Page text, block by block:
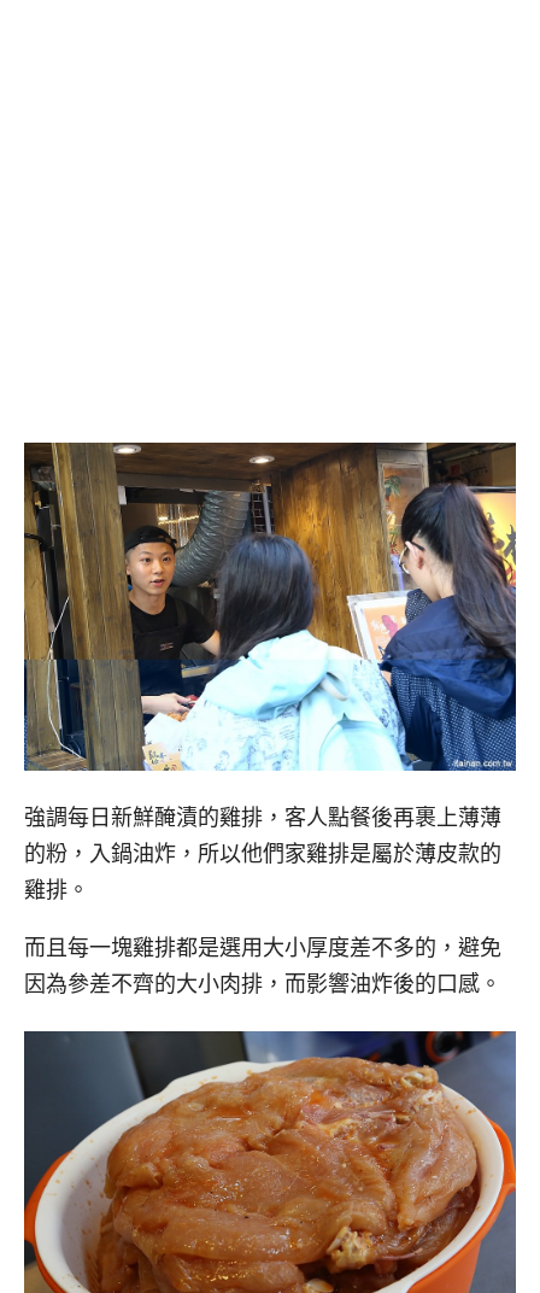
強調每日新鮮醃漬的雞排，客人點餐後再裹上薄薄
的粉，入鍋油炸，所以他們家雞排是屬於薄皮款的
雞排。
而且每一塊雞排都是選用大小厚度差不多的，避免
因為參差不齊的大小肉排，而影響油炸後的口感。